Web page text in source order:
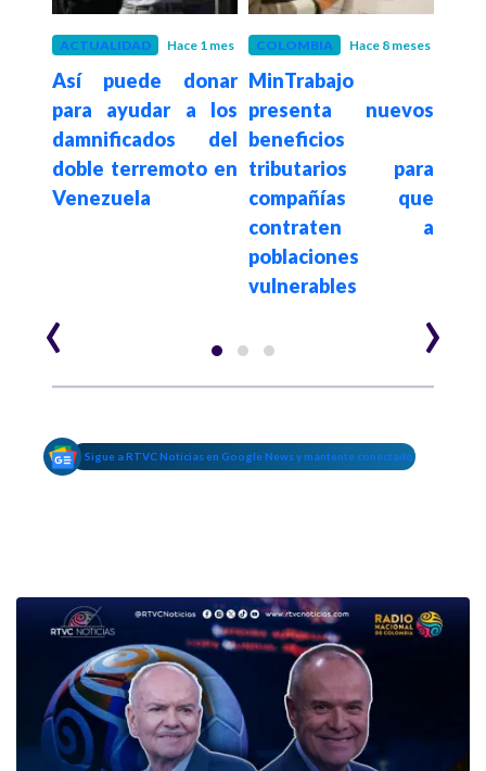
ACTUALIDAD Hace 1 mes
Así puede donar
para ayudar a los
damnificados del
doble terremoto en
Venezuela
COLOMBIA Hace 8 meses
MinTrabajo
presenta nuevos
beneficios
tributarios para
compañías que
contraten a
poblaciones
vulnerables
‹ ›
Sigue a RTVC Noticias en Google News y mantente conectado